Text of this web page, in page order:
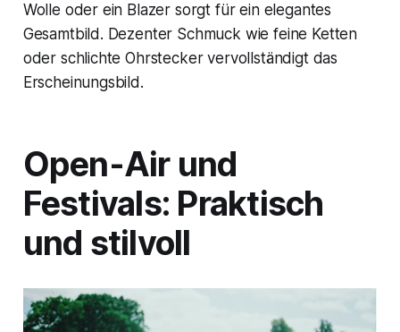
Wolle oder ein Blazer sorgt für ein elegantes
Gesamtbild. Dezenter Schmuck wie feine Ketten
oder schlichte Ohrstecker vervollständigt das
Erscheinungsbild.
Open-Air und
Festivals: Praktisch
und stilvoll